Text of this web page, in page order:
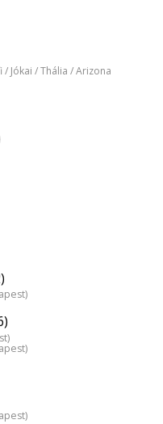
Jókai / Thália / Arizona